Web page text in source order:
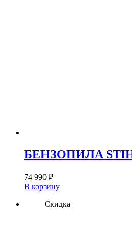
БЕНЗОПИЛА
74 990 ₽
В корзину
Скидка